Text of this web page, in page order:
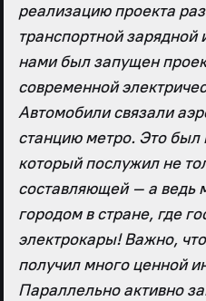
реализацию проекта
транспортной зарядной
нами был запущен
современной
Автомобили связали
станцию метро. Это
который послужил не
составляющей – а ведь
городом в стране, где
электрокары! Важно,
получил много ценной
Параллельно активно